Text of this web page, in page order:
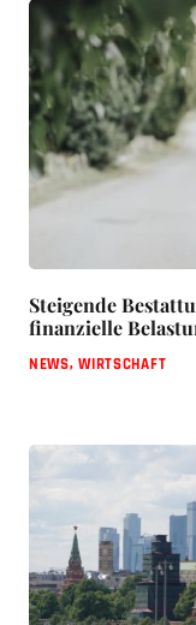
Steigende
finanzielle
NEWS,WIRTSCHAFT